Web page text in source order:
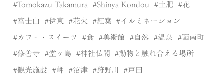
Tomokazu Takamura Shinya Kondou 土肥 花
富士山 伊東 花火 紅葉 イルミネーション
カフェ・スイーツ 食 美術館 自然 温泉 函南町
修善寺 堂ヶ島 神社仏閣 動物と触れ合える場所
観光施設 岬 沼津 狩野川 戸田